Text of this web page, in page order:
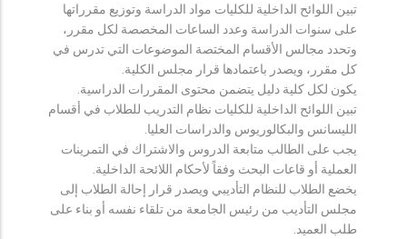
تبين اللوائح الداخلية للكليات مواد الدراسة وتوزيع مقرراتها
على سنوات الدراسة وعدد الساعات المخصصة لكل مقرر،
وتحدد مجالس الأقسام المختصة الموضوعات التي تدرس في
كل مقرر، ويصدر باعتمادها قرار مجلس الكلية.
يكون لكل كلية دليل يتضمن محتوى المقررات الدراسية.
تبين اللوائح الداخلية للكليات نظام التدريب للطلاب في أقسام
الليسانس والبكالوريوس والدراسات العليا.
يجب على الطالب متابعة الدروس والاشتراك في التمرينات
العملية أو قاعات البحث وفقاً لأحكام اللائحة الداخلية.
يخضع الطلاب للنظام التأديبي ويصدر قرار إحالة الطلاب إلى
مجلس التأديب من رئيس الجامعة من تلقاء نفسه أو بناء على
طلب العميد.